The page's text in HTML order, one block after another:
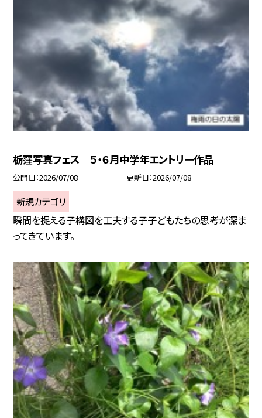
栃窪写真フェス ５・６月中学年エントリー作品
公開日 2026/07/08 更新日 2026/07/08
新規カテゴリ
瞬間を捉える子構図を工夫する子子どもたちの思考が深ま
ってきています。